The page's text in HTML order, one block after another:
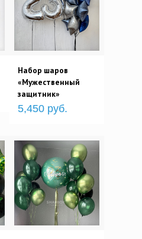
Набор шаров
«Мужественный
защитник»
5,450 руб.